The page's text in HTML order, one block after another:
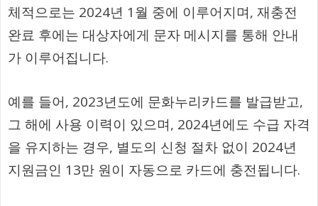
체적으로는 2024년 1월 중에 이루어지며, 재충전
완료 후에는 대상자에게 문자 메시지를 통해 안내
가 이루어집니다.
예를 들어, 2023년도에 문화누리카드를 발급받고,
그 해에 사용 이력이 있으며, 2024년에도 수급 자격
을 유지하는 경우, 별도의 신청 절차 없이 2024년
지원금인 13만 원이 자동으로 카드에 충전됩니다.